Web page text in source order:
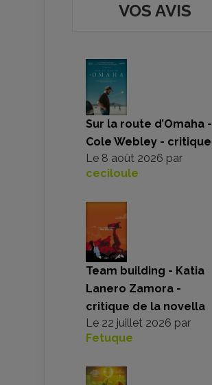
VOS AVIS
Sur la route d’Omaha -
Cole Webley - critique
Le 8 août 2026 par
ceciloule
Team building - Katia
Lanero Zamora -
critique de la novella
Le 22 juillet 2026 par
Fetuque